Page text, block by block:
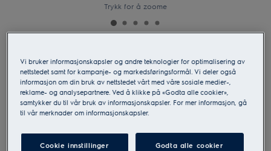
Trykk for å zoome
Care 500 Dampstasjon Denim Blå
4.1 (49)
Vi bruker informasjonskapsler og andre teknologier for optimalisering av
nettstedet samt for kampanje- og markedsføringsformål. Vi deler også
informasjon om din bruk av nettstedet vårt med våre sosiale medier-,
reklame- og analysepartnere. Ved å klikke på «Godta alle cookier»,
samtykker du til vår bruk av informasjonskapsler. For mer informasjon, gå
til vår merknader om informasjonskapsler.
Cookie innstillinger Godta alle cookier